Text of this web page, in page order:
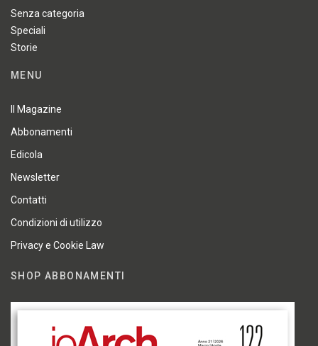
Senza categoria
Speciali
Storie
MENU
Il Magazine
Abbonamenti
Edicola
Newsletter
Contatti
Condizioni di utilizzo
Privacy e Cookie Law
SHOP ABBONAMENTI